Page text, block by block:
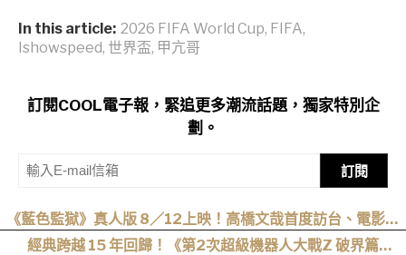
In this article: 2026 FIFA World Cup, FIFA,
Ishowspeed, 世界盃, 甲亢哥
訂閱COOL電子報，緊追更多潮流話題，獨家特別企
劃。
訂閱
《藍色監獄》真人版 8／12上映！高橋文哉首度訪台、電影首
週特典「Ego 覺醒海報」必須收藏
經典跨越 15 年回歸！《第2次超級機器人大戰Z 破界篇